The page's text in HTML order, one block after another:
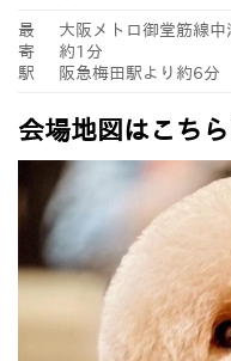
最
寄
駅
大阪メトロ御堂筋線中
約1分
阪急梅田駅より約6分
会場地図はこち